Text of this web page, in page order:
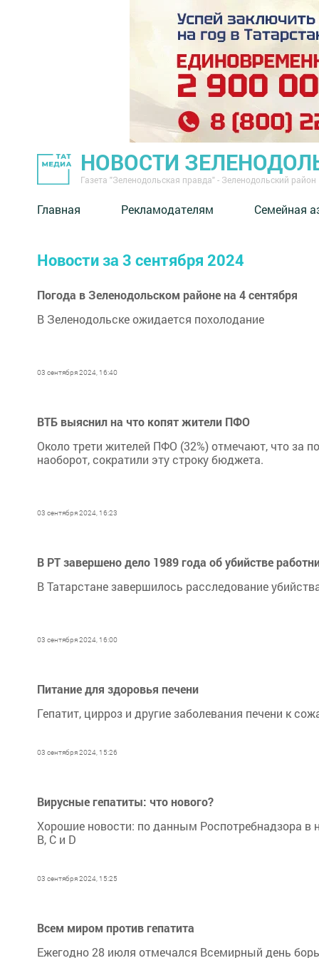
НОВОСТИ
Газета "Зеленодольская правда" - Зеленодольский район
Главная Рекламодателям Семейная
Новости за 3 сентября 2024
Погода в Зеленодольском районе на 4 сентября
В Зеленодольске ожидается похолодание
03 сентября 2024, 16:40
ВТБ выяснил на что копят жители ПФО
Около трети жителей ПФО (32%) отмечают, что за
наоборот, сократили эту строку бюджета.
03 сентября 2024, 16:23
В РТ завершено дело 1989 года об убийстве
В Татарстане завершилось расследование
03 сентября 2024, 16:00
Питание для здоровья печени
Гепатит, цирроз и другие заболевания печени к
03 сентября 2024, 15:26
Вирусные гепатиты: что нового?
Хорошие новости: по данным Роспотребнадзора
В, С и D
03 сентября 2024, 15:25
Всем миром против гепатита
Ежегодно 28 июля отмечался Всемирный день